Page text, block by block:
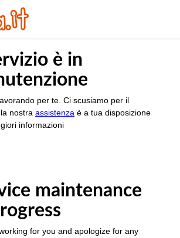
è in
per te. Ci scusiamo per il
nostra assistenza è a tua disposizione
informazioni
maintenance
for you and apologize for any